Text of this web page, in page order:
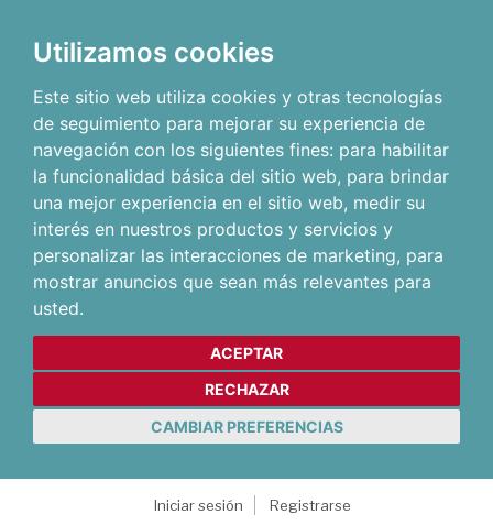
Utilizamos cookies
Este sitio web utiliza cookies y otras tecnologías
de seguimiento para mejorar su experiencia de
navegación con los siguientes fines: para habilitar
la funcionalidad básica del sitio web, para brindar
una mejor experiencia en el sitio web, medir su
interés en nuestros productos y servicios y
personalizar las interacciones de marketing, para
mostrar anuncios que sean más relevantes para
usted.
ACEPTAR
RECHAZAR
CAMBIAR PREFERENCIAS
Iniciar sesión
Registrarse